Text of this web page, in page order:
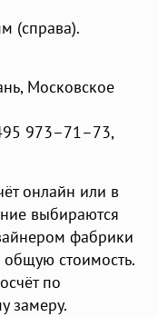
(справа).
, Московское
973–71–73,
онлайн или в
выбираются
фабрики
стоимость.
по
замеру.